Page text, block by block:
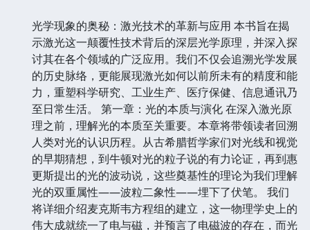
光学现象的奥秘：激光技术的革新与应用 本书旨在揭
示激光这一颠覆性技术背后的深层光学原理，并深入探
讨其在各个领域的广泛应用。我们不仅会追溯光学发展
的历史脉络，更能展现激光如何以前所未有的精度和能
力，重塑科学研究、工业生产、医疗保健、信息通讯乃
至日常生活。 第一章：光的本质与演化 在深入激光原
理之前，理解光的本质至关重要。本章将带领读者回溯
人类对光的认识历程。从古希腊哲学家们对光线和视觉
的早期猜想，到牛顿对光的粒子说的有力论证，再到惠
更斯提出的光的波动说，这些奠基性的理论为我们理解
光的双重属性——波粒二象性——埋下了伏笔。 我们
将详细介绍麦克斯韦方程组的建立，这一物理学史上的
伟大成就统一了电与磁，并预言了电磁波的存在，而光